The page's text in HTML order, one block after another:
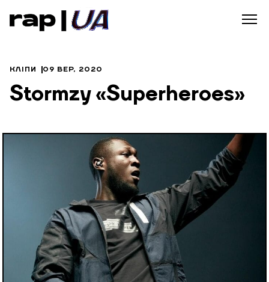
КЛІПИ 09 ВЕР, 2020
Stormzy «Superheroes»